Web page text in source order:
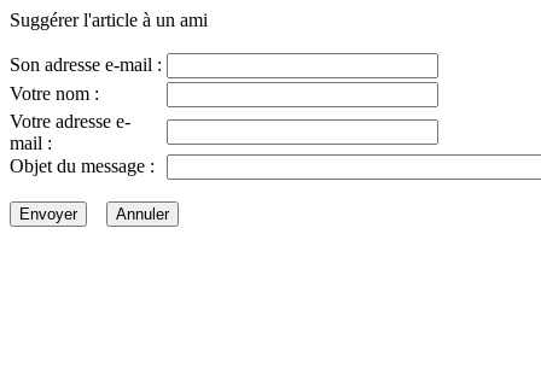
Suggérer l'article à un ami
Son adresse e-mail :
Votre nom :
Votre adresse e-
mail :
Objet du message :